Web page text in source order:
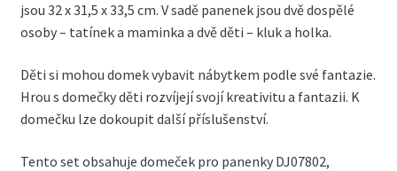
jsou 32 x 31,5 x 33,5 cm. V sadě panenek jsou dvě dospělé
osoby – tatínek a maminka a dvě děti – kluk a holka.
Děti si mohou domek vybavit nábytkem podle své fantazie.
Hrou s domečky děti rozvíjejí svojí kreativitu a fantazii. K
domečku lze dokoupit další příslušenství.
Tento set obsahuje domeček pro panenky DJ07802,